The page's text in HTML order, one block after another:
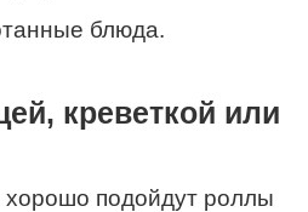
блюда.
креветкой или
хорошо подойдут роллы